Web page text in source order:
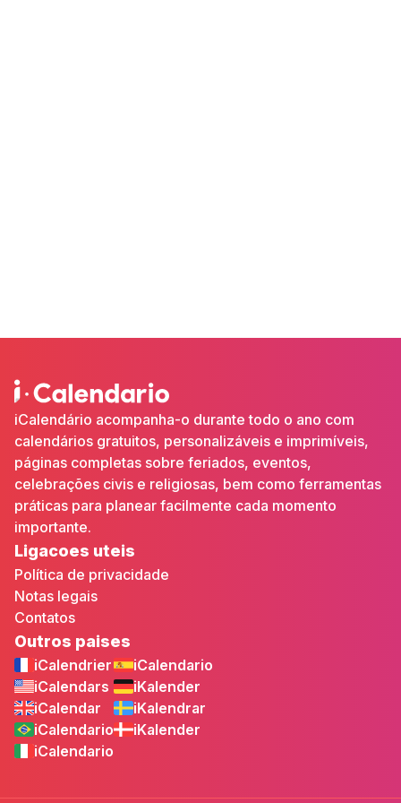
iCalendário acompanha-o durante todo o ano com
calendários gratuitos, personalizáveis e imprimíveis,
páginas completas sobre feriados, eventos,
celebrações civis e religiosas, bem como ferramentas
práticas para planear facilmente cada momento
importante.
Ligacoes uteis
Política de privacidade
Notas legais
Contatos
Outros paises
iCalendrier
iCalendars
iCalendar
iCalendario
iCalendario
iCalendario
iKalender
iKalendrar
iKalender